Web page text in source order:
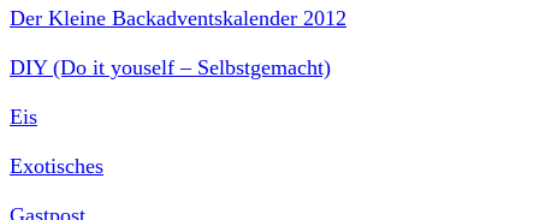
Der Kleine Backadventskalender 2012
DIY (Do it youself – Selbstgemacht)
Eis
Exotisches
Gastpost